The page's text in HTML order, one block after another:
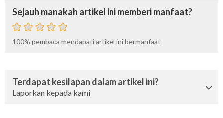
Sejauh manakah artikel ini memberi manfaat?
100% pembaca mendapati artikel ini bermanfaat
Terdapat kesilapan dalam artikel ini?
Laporkan kepada kami